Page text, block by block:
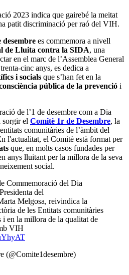
2023 indica que gairebé la meitat
patit discriminació per raó del VIH.
desembre es commemora a nivell
de Lluita contra la SIDA, una
en el marc de l’Assemblea General
cinc anys, es dedica a
i socials que s’han fet en la
pública de la prevenció i
de l’1 de desembre com a Dia
sorgir el Comitè 1r de Desembre, la
comunitàries de l’àmbit del
l'actualitat, el Comitè està format per
que, en molts casos fundades per
anys lluitant per la millora de la seva
social.
Commemoració del Dia
del
Melgosa, reivindica la
de les Entitats comunitàries
i en la millora de la qualitat de
VIH
(@Comite1desembre)